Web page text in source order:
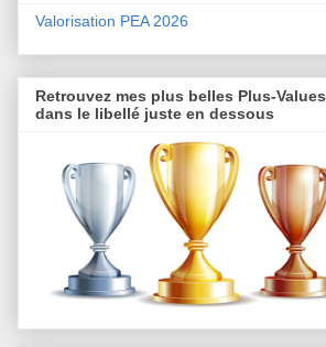
Valorisation PEA 2026
Retrouvez mes plus belles Plus-Values
dans le libellé juste en dessous